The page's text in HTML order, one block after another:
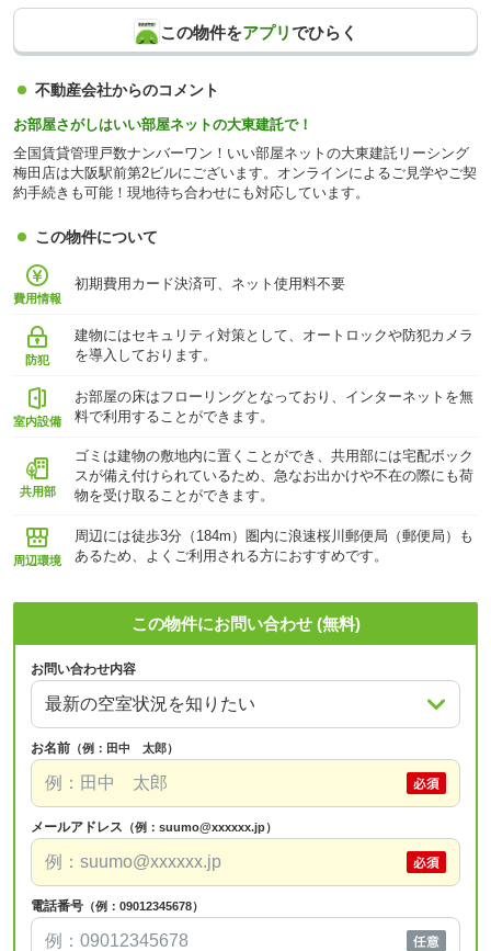
この物件をアプリでひらく
不動産会社からのコメント
お部屋さがしはいい部屋ネットの大東建託で！
全国賃貸管理戸数ナンバーワン！いい部屋ネットの大東建託リーシング
梅田店は大阪駅前第2ビルにございます。オンラインによるご見学やご契
約手続きも可能！現地待ち合わせにも対応しています。
この物件について
費用情報
初期費用カード決済可、ネット使用料不要
防犯
建物にはセキュリティ対策として、オートロックや防犯カメラ
を導入しております。
室内設備
お部屋の床はフローリングとなっており、インターネットを無
料で利用することができます。
共用部
ゴミは建物の敷地内に置くことができ、共用部には宅配ボック
スが備え付けられているため、急なお出かけや不在の際にも荷
物を受け取ることができます。
周辺環境
周辺には徒歩3分（184m）圏内に浪速桜川郵便局（郵便局）も
あるため、よくご利用される方におすすめです。
この物件にお問い合わせ (無料)
お問い合わせ内容
お名前 （例：田中 太郎）
メールアドレス （例：suumo@xxxxxx.jp）
電話番号 （例：09012345678）